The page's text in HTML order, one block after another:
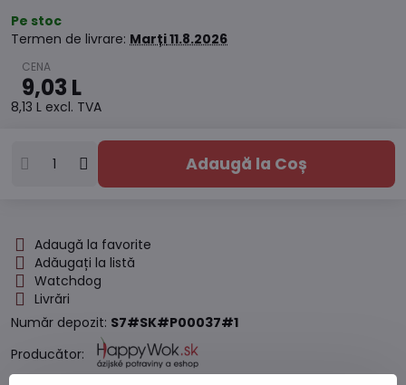
Pe stoc
Termen de livrare: Marți11.8.2026
9,03 L
8,13 L excl. TVA
Adaugă la Coș
Adaugă la favorite
Adăugați la listă
Watchdog
Livrări
Număr depozit: S7#SK#P00037#1
Producător: